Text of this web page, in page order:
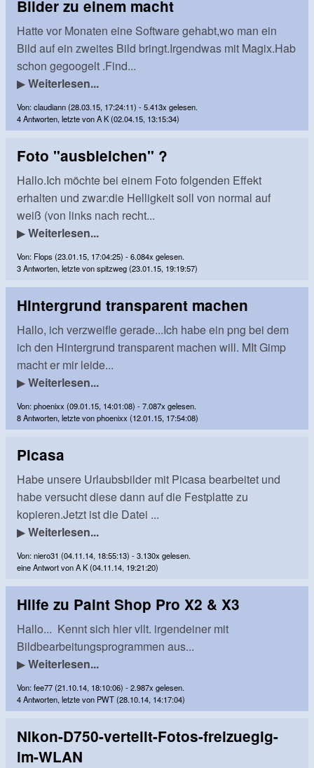
Bilder zu einem macht
Hatte vor Monaten eine Software gehabt,wo man ein
Bild auf ein zweites Bild bringt.Irgendwas mit Magix.Hab
schon gegoogelt .Find...
▶Weiterlesen...
Von: claudiann (28.03.15, 17:24:11) - 5.413x gelesen.
4 Antworten, letzte von A K (02.04.15, 13:15:34)
Foto "ausbleichen" ?
Hallo.Ich möchte bei einem Foto folgenden Effekt
erhalten und zwar:die Helligkeit soll von normal auf
weiß (von links nach recht...
▶Weiterlesen...
Von: Flops (23.01.15, 17:04:25) - 6.084x gelesen.
3 Antworten, letzte von spitzweg (23.01.15, 19:19:57)
Hintergrund transparent machen
Hallo, ich verzweifle gerade...Ich habe ein png bei dem
ich den Hintergrund transparent machen will. MIt Gimp
macht er mir leide...
▶Weiterlesen...
Von: phoenixx (09.01.15, 14:01:08) - 7.087x gelesen.
8 Antworten, letzte von phoenixx (12.01.15, 17:54:08)
Picasa
Habe unsere Urlaubsbilder mit Picasa bearbeitet und
habe versucht diese dann auf die Festplatte zu
kopieren.Jetzt ist die Datei ...
▶Weiterlesen...
Von: niero31 (04.11.14, 18:55:13) - 3.130x gelesen.
eine Antwort von A K (04.11.14, 19:21:20)
Hilfe zu Paint Shop Pro X2 & X3
Hallo... Kennt sich hier vllt. irgendeiner mit
Bildbearbeitungsprogrammen aus...
▶Weiterlesen...
Von: fee77 (21.10.14, 18:10:06) - 2.987x gelesen.
4 Antworten, letzte von PWT (28.10.14, 14:17:04)
Nikon-D750-verteilt-Fotos-freizuegig-
im-WLAN